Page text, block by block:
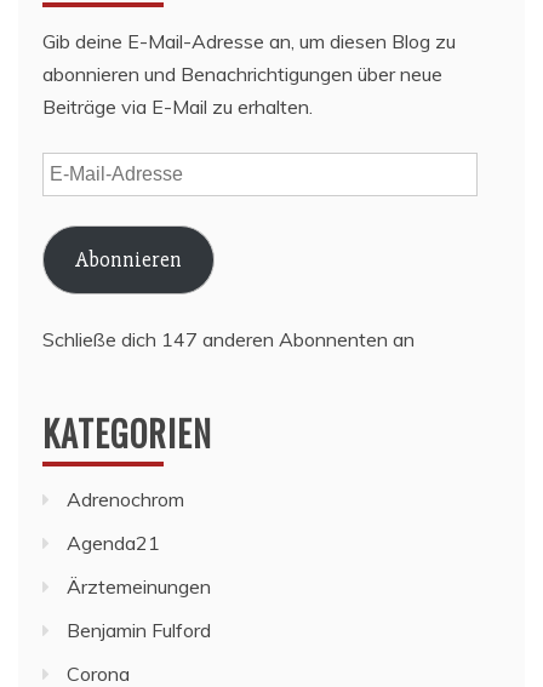
Gib deine E-Mail-Adresse an, um diesen Blog zu
abonnieren und Benachrichtigungen über neue
Beiträge via E-Mail zu erhalten.
E-
Mail-
Adresse
Abonnieren
Schließe dich 147 anderen Abonnenten an
KATEGORIEN
Adrenochrom
Agenda21
Ärztemeinungen
Benjamin Fulford
Corona